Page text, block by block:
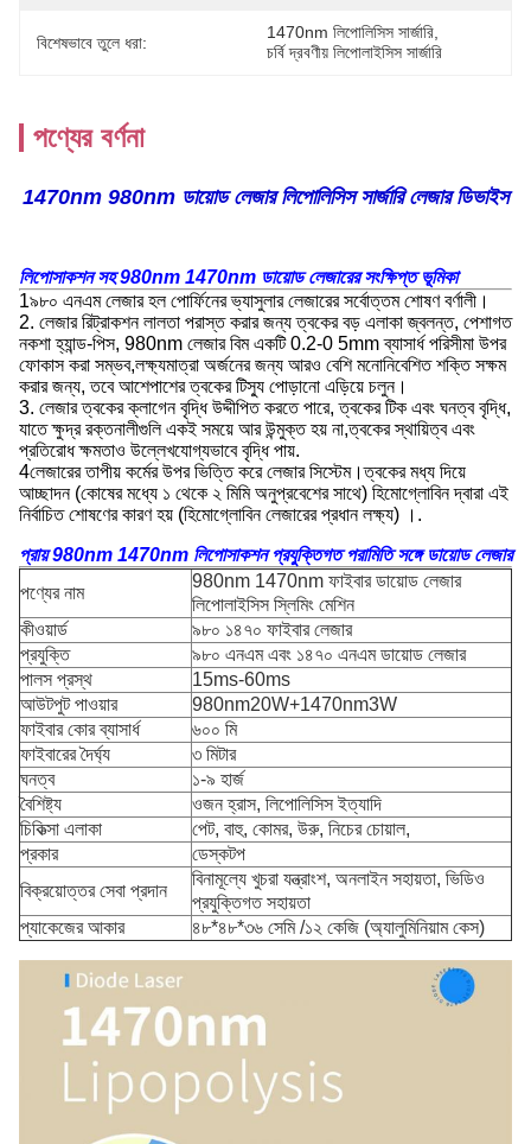
বিশেষভাবে তুলে ধরা:
1470nm লিপোলিসিস সার্জারি
চর্বি দ্রবণীয় লিপোলাইসিস সার্জারি
পণ্যের বর্ণনা
1470nm 980nm ডায়োড লেজার লিপোলিসিস সার্জারি লেজার ডিভাইস
লিপোসাকশন সহ 980nm 1470nm ডায়োড লেজারের সংক্ষিপ্ত ভূমিকা
1৯৮০ এনএম লেজার হল পোর্ফিনের ভ্যাসুলার লেজারের সর্বোত্তম শোষণ বর্ণালী।
2. লেজার রিট্রাকশন লালতা পরাস্ত করার জন্য ত্বকের বড় এলাকা জ্বলন্ত, পেশাগত
নকশা হ্যান্ড-পিস, 980nm লেজার বিম একটি 0.2-0 5mm ব্যাসার্ধ পরিসীমা উপর
ফোকাস করা সম্ভব,লক্ষ্যমাত্রা অর্জনের জন্য আরও বেশি মনোনিবেশিত শক্তি সক্ষম
করার জন্য, তবে আশেপাশের ত্বকের টিস্যু পোড়ানো এড়িয়ে চলুন।
3. লেজার ত্বকের ক্লাগেন বৃদ্ধি উদ্দীপিত করতে পারে, ত্বকের টিক এবং ঘনত্ব বৃদ্ধি,
যাতে ক্ষুদ্র রক্তনালীগুলি একই সময়ে আর উন্মুক্ত হয় না,ত্বকের স্থায়িত্ব এবং
প্রতিরোধ ক্ষমতাও উল্লেখযোগ্যভাবে বৃদ্ধি পায়.
4লেজারের তাপীয় কর্মের উপর ভিত্তি করে লেজার সিস্টেম।ত্বকের মধ্য দিয়ে
আচ্ছাদন (কোষের মধ্যে ১ থেকে ২ মিমি অনুপ্রবেশের সাথে) হিমোগ্লোবিন দ্বারা এই
নির্বাচিত শোষণের কারণ হয় (হিমোগ্লোবিন লেজারের প্রধান লক্ষ্য) ।.
প্রায় 980nm 1470nm লিপোসাকশন প্রযুক্তিগত পরামিতি সঙ্গে ডায়োড লেজার
পণ্যের নাম
980nm 1470nm ফাইবার ডায়োড লেজার
লিপোলাইসিস স্লিমিং মেশিন
কীওয়ার্ড
৯৮০ ১৪৭০ ফাইবার লেজার
প্রযুক্তি
৯৮০ এনএম এবং ১৪৭০ এনএম ডায়োড লেজার
পালস প্রস্থ
15ms-60ms
আউটপুট পাওয়ার
980nm20W+1470nm3W
ফাইবার কোর ব্যাসার্ধ
৬০০ মি
ফাইবারের দৈর্ঘ্য
৩ মিটার
ঘনত্ব
১-৯ হার্জ
বৈশিষ্ট্য
ওজন হ্রাস, লিপোলিসিস ইত্যাদি
চিকিত্সা এলাকা
পেট, বাহু, কোমর, উরু, নিচের চোয়াল,
প্রকার
ডেস্কটপ
বিক্রয়োত্তর সেবা প্রদান
বিনামূল্যে খুচরা যন্ত্রাংশ, অনলাইন সহায়তা, ভিডিও
প্রযুক্তিগত সহায়তা
প্যাকেজের আকার
৪৮*৪৮*৩৬ সেমি /১২ কেজি (অ্যালুমিনিয়াম কেস)